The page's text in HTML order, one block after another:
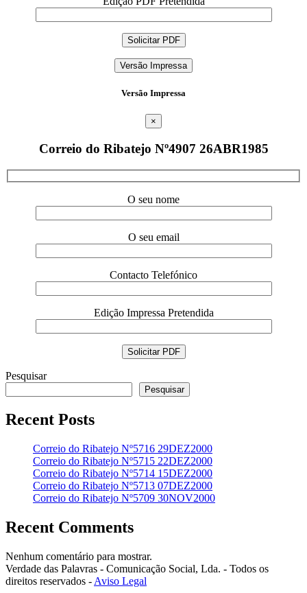
Versão Impressa
Versão Impressa
×
Correio do Ribatejo Nº4907 26ABR1985
O seu nome
O seu email
Contacto Telefónico
Edição Impressa Pretendida
Pesquisar
Pesquisar
Recent Posts
Correio do Ribatejo Nº5716 29DEZ2000
Correio do Ribatejo Nº5715 22DEZ2000
Correio do Ribatejo Nº5714 15DEZ2000
Correio do Ribatejo Nº5713 07DEZ2000
Correio do Ribatejo Nº5709 30NOV2000
Recent Comments
Nenhum comentário para mostrar.
Verdade das Palavras - Comunicação Social, Lda. - Todos os
direitos reservados - Aviso Legal